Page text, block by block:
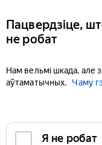
Пацвердзіце,
не робат
Нам вельмі шкада, але
аўтаматычных.
Чаму
Я не робат